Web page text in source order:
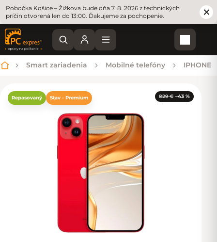
Pobočka Košice – Žižkova bude dňa 7. 8. 2026 z technických
príčin otvorená len do 13:00. Ďakujeme za pochopenie.
Domov
Smart zariadenia Mobilné telefóny IPHONE
Repasovaný Stav - Premium 829 € –43 %